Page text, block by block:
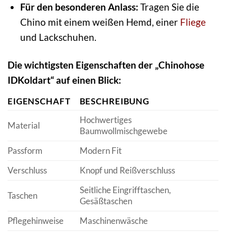
Für den besonderen Anlass: Tragen Sie die
Chino mit einem weißen Hemd, einer Fliege
und Lackschuhen.
Die wichtigsten Eigenschaften der „Chinohose
IDKoldart“ auf einen Blick:
EIGENSCHAFT BESCHREIBUNG
Material
Hochwertiges
Baumwollmischgewebe
Passform
Modern Fit
Verschluss
Knopf und Reißverschluss
Taschen
Seitliche Eingrifftaschen,
Gesäßtaschen
Pflegehinweise
Maschinenwäsche